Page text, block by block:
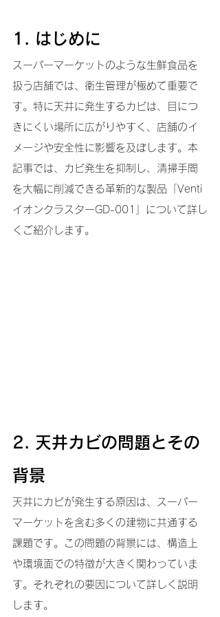
1. はじめに
スーパーマーケットのような生鮮食品を
扱う店舗では、衛生管理が極めて重要で
す。特に天井に発生するカビは、目につ
きにくい場所に広がりやすく、店舗のイ
メージや安全性に影響を及ぼします。本
記事では、カビ発生を抑制し、清掃手間
を大幅に削減できる革新的な製品「Venti
イオンクラスターGD-001」について詳し
くご紹介します。
2. 天井カビの問題とその
背景
天井にカビが発生する原因は、スーパー
マーケットを含む多くの建物に共通する
課題です。この問題の背景には、構造上
や環境面での特徴が大きく関わっていま
す。それぞれの要因について詳しく説明
します。